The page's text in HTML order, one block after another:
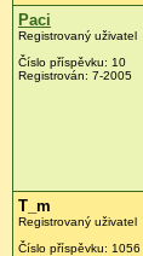
Paci
Registrovaný uživatel
Číslo příspěvku: 10
Registrován: 7-2005
T_m
Registrovaný uživatel
Číslo příspěvku: 1056